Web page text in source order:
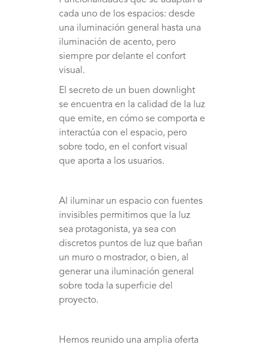
cada uno de los espacios: desde
una iluminación general hasta una
iluminación de acento, pero
siempre por delante el confort
visual.
El secreto de un buen downlight
se encuentra en la calidad de la luz
que emite, en cómo se comporta e
interactúa con el espacio, pero
sobre todo, en el confort visual
que aporta a los usuarios.
Al iluminar un espacio con fuentes
invisibles permitimos que la luz
sea protagonista, ya sea con
discretos puntos de luz que bañan
un muro o mostrador, o bien, al
generar una iluminación general
sobre toda la superficie del
proyecto.
Hemos reunido una amplia oferta